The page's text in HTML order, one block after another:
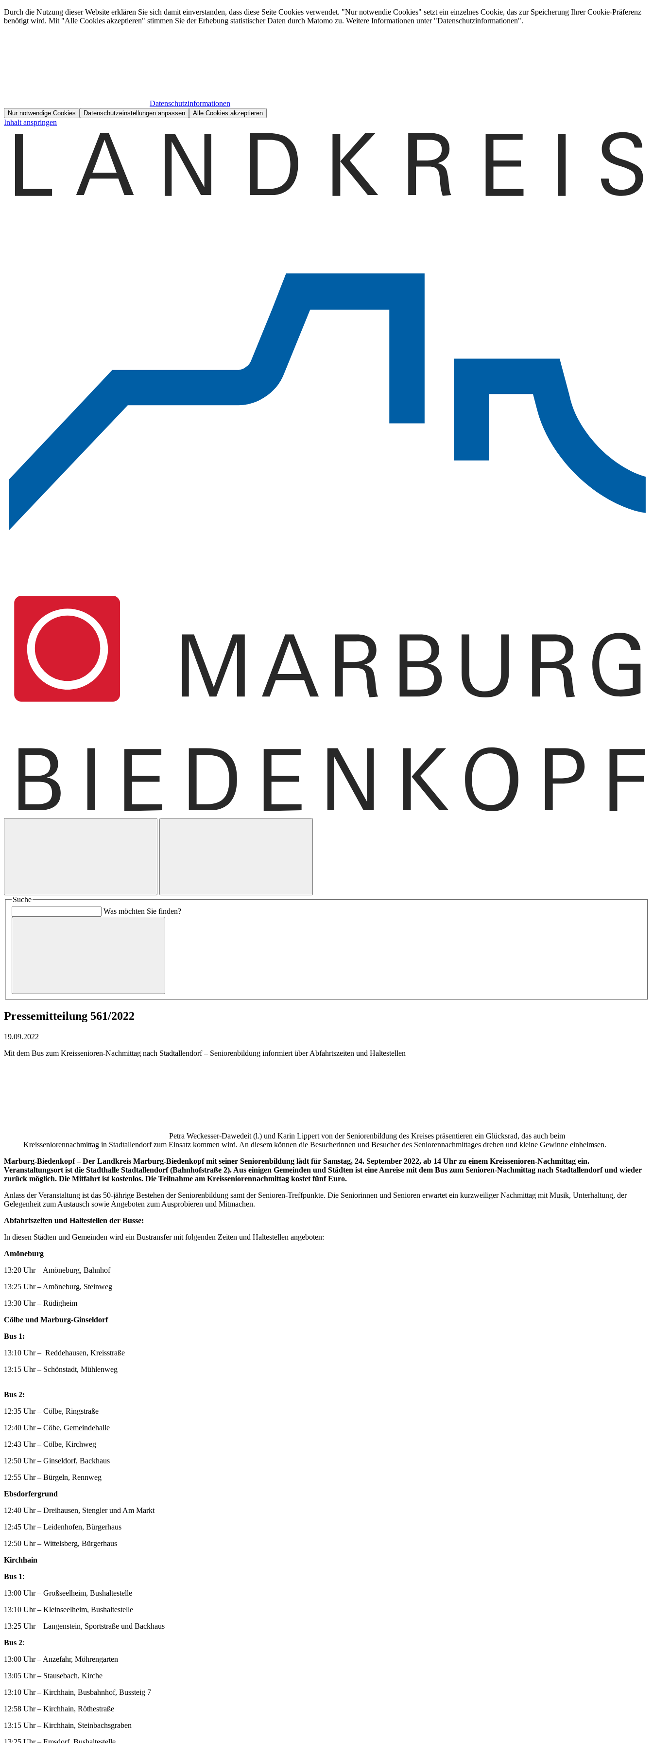
Durch die Nutzung dieser Website erklären Sie sich damit einverstanden, dass diese Seite Cookies verwendet. "Nur notwendie Cookies" setzt ein einzelnes Cookie, das zur Speicherung Ihrer Cookie-Präferenz
benötigt wird. Mit "Alle Cookies akzeptieren" stimmen Sie der Erhebung statistischer Daten durch Matomo zu. Weitere Informationen unter "Datenschutzinformationen".
Datenschutzinformationen
Nur notwendige Cookies Datenschutzeinstellungen anpassen Alle Cookies akzeptieren
Inhalt anspringen
Suche
Was möchten Sie finden?
Pressemitteilung 561/2022
19.09.2022
Mit dem Bus zum Kreissenioren-Nachmittag nach Stadtallendorf – Seniorenbildung informiert über Abfahrtszeiten und Haltestellen
Petra Weckesser-Dawedeit (l.) und Karin Lippert von der Seniorenbildung des Kreises präsentieren ein Glücksrad, das auch beim
Kreisseniorennachmittag in Stadtallendorf zum Einsatz kommen wird. An diesem können die Besucherinnen und Besucher des Seniorennachmittages drehen und kleine Gewinne einheimsen.
Marburg-Biedenkopf – Der Landkreis Marburg-Biedenkopf mit seiner Seniorenbildung lädt für Samstag, 24. September 2022, ab 14 Uhr zu einem Kreissenioren-Nachmittag ein.
Veranstaltungsort ist die Stadthalle Stadtallendorf (Bahnhofstraße 2). Aus einigen Gemeinden und Städten ist eine Anreise mit dem Bus zum Senioren-Nachmittag nach Stadtallendorf und wieder
zurück möglich. Die Mitfahrt ist kostenlos. Die Teilnahme am Kreisseniorennachmittag kostet fünf Euro.
Anlass der Veranstaltung ist das 50-jährige Bestehen der Seniorenbildung samt der Senioren-Treffpunkte. Die Seniorinnen und Senioren erwartet ein kurzweiliger Nachmittag mit Musik, Unterhaltung, der
Gelegenheit zum Austausch sowie Angeboten zum Ausprobieren und Mitmachen.
Abfahrtszeiten und Haltestellen der Busse:
In diesen Städten und Gemeinden wird ein Bustransfer mit folgenden Zeiten und Haltestellen angeboten:
Amöneburg
13:20 Uhr – Amöneburg, Bahnhof
13:25 Uhr – Amöneburg, Steinweg
13:30 Uhr – Rüdigheim
Cölbe und Marburg-Ginseldorf
Bus 1:
13:10 Uhr – Reddehausen, Kreisstraße
13:15 Uhr – Schönstadt, Mühlenweg
Bus 2:
12:35 Uhr – Cölbe, Ringstraße
12:40 Uhr – Cöbe, Gemeindehalle
12:43 Uhr – Cölbe, Kirchweg
12:50 Uhr – Ginseldorf, Backhaus
12:55 Uhr – Bürgeln, Rennweg
Ebsdorfergrund
12:40 Uhr – Dreihausen, Stengler und Am Markt
12:45 Uhr – Leidenhofen, Bürgerhaus
12:50 Uhr – Wittelsberg, Bürgerhaus
Kirchhain
Bus 1:
13:00 Uhr – Großseelheim, Bushaltestelle
13:10 Uhr – Kleinseelheim, Bushaltestelle
13:25 Uhr – Langenstein, Sportstraße und Backhaus
Bus 2:
13:00 Uhr – Anzefahr, Möhrengarten
13:05 Uhr – Stausebach, Kirche
13:10 Uhr – Kirchhain, Busbahnhof, Bussteig 7
12:58 Uhr – Kirchhain, Röthestraße
13:15 Uhr – Kirchhain, Steinbachsgraben